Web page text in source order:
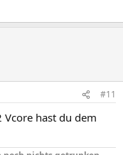
#11
hast du dem